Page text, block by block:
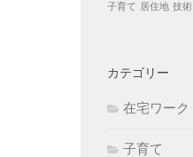
子育て 居住地 技術
カテゴリー
在宅ワーク
子育て